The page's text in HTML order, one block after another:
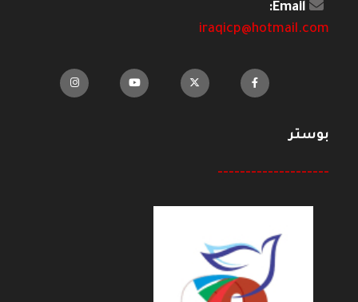
Email:
iraqicp@hotmail.com
بوستر
--------------------